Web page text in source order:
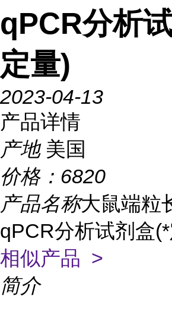
qPCR分析
定量)
2023-04-13
产品详情
产地 美国
价格： 6820
产品名称大鼠端粒
qPCR分析试剂盒
相似产品 >
简介